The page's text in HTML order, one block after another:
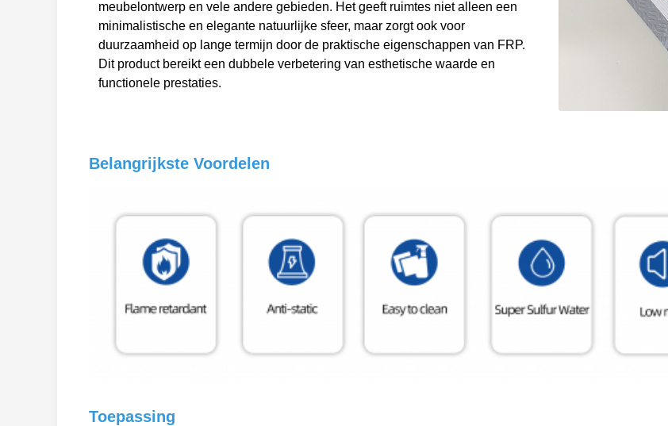
meubelontwerp en vele andere gebieden. Het geeft ruimtes niet alleen een
minimalistische en elegante natuurlijke sfeer, maar zorgt ook voor
duurzaamheid op lange termijn door de praktische eigenschappen van FRP.
Dit product bereikt een dubbele verbetering van esthetische waarde en
functionele prestaties.
Belangrijkste Voordelen
Toepassing